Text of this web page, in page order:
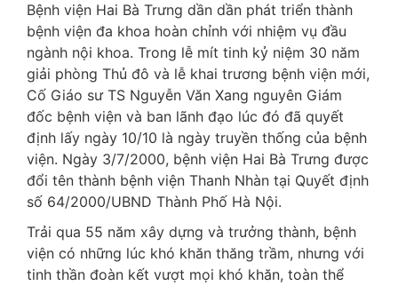
Bệnh viện Hai Bà Trưng dần dần phát triển thành
bệnh viện đa khoa hoàn chỉnh với nhiệm vụ đầu
ngành nội khoa. Trong lễ mít tinh kỷ niệm 30 năm
giải phòng Thủ đô và lễ khai trương bệnh viện mới,
Cố Giáo sư TS Nguyễn Văn Xang nguyên Giám
đốc bệnh viện và ban lãnh đạo lúc đó đã quyết
định lấy ngày 10/10 là ngày truyền thống của bệnh
viện. Ngày 3/7/2000, bệnh viện Hai Bà Trưng được
đổi tên thành bệnh viện Thanh Nhàn tại Quyết định
số 64/2000/UBND Thành Phố Hà Nội.
Trải qua 55 năm xây dựng và trưởng thành, bệnh
viện có những lúc khó khăn thăng trầm, nhưng với
tinh thần đoàn kết vượt mọi khó khăn, toàn thể